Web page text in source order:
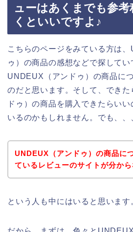
ューはあくまでも参
くといいですよ♪
こちらのページをみている方は
ゥ）の商品の感想などで探してい
UNDEUX（アンドゥ）の商品に
のだと思います。そして、でき
ドゥ）の商品を購入できたらい
いるのかもしれません。でも、、
UNDEUX（アンドゥ）の商品に
ているレビューのサイトが分から
という人も中にはいると思います